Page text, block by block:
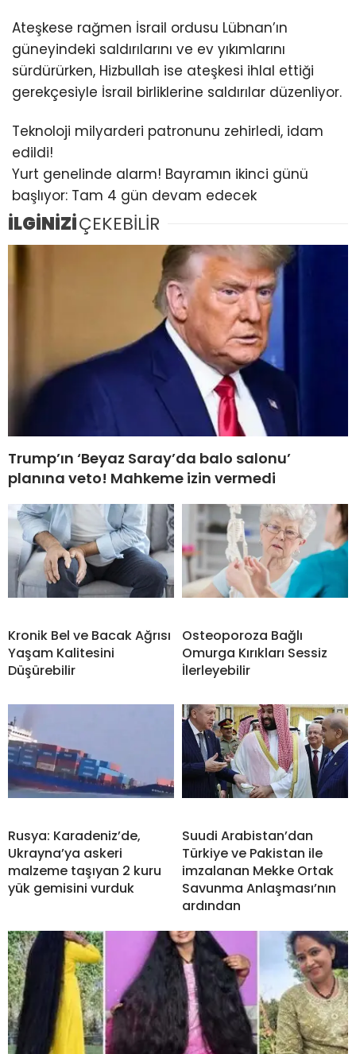
Ateşkese rağmen İsrail ordusu Lübnan’ın
güneyindeki saldırılarını ve ev yıkımlarını
sürdürürken, Hizbullah ise ateşkesi ihlal ettiği
gerekçesiyle İsrail birliklerine saldırılar düzenliyor.
Teknoloji milyarderi patronunu zehirledi, idam
edildi!
Yurt genelinde alarm! Bayramın ikinci günü
başlıyor: Tam 4 gün devam edecek
İLGİNİZİÇEKEBİLİR
Trump’ın ‘Beyaz Saray’da balo salonu’
planına veto! Mahkeme izin vermedi
Kronik Bel ve Bacak Ağrısı
Yaşam Kalitesini
Düşürebilir
Osteoporoza Bağlı
Omurga Kırıkları Sessiz
İlerleyebilir
Rusya: Karadeniz’de,
Ukrayna’ya askeri
malzeme taşıyan 2 kuru
yük gemisini vurduk
Suudi Arabistan’dan
Türkiye ve Pakistan ile
imzalanan Mekke Ortak
Savunma Anlaşması’nın
ardından